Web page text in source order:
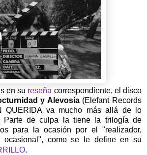
en su reseña correspondiente, el disco
y Alevosía (Elefant Records
QUERIDA va mucho más allá de lo
Parte de culpa la tiene la trilogía de
para la ocasión por el "realizador,
ocasional", como se le define en su
.